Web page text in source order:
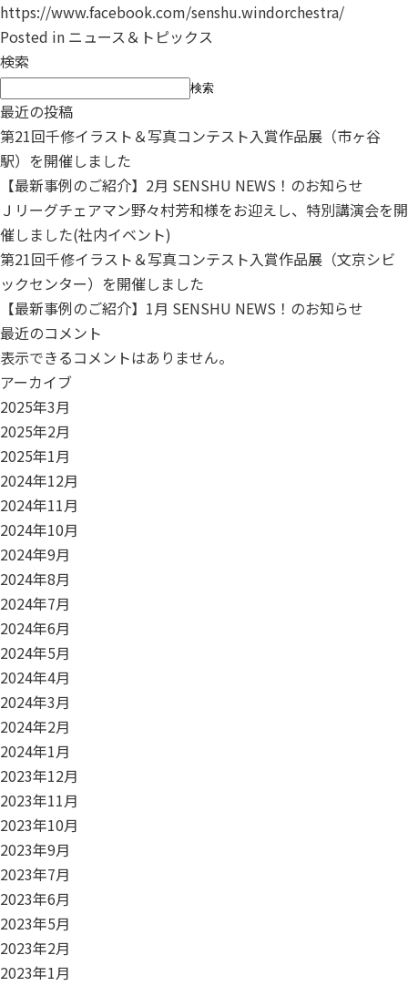
https://www.facebook.com/senshu.windorchestra/
Posted in ニュース＆トピックス
検索
検索
最近の投稿
第21回千修イラスト＆写真コンテスト入賞作品展（市ヶ谷
駅）を開催しました
【最新事例のご紹介】2月 SENSHU NEWS！のお知らせ
Ｊリーグチェアマン野々村芳和様をお迎えし、特別講演会を開
催しました(社内イベント)
第21回千修イラスト＆写真コンテスト入賞作品展（文京シビ
ックセンター）を開催しました
【最新事例のご紹介】1月 SENSHU NEWS！のお知らせ
最近のコメント
表示できるコメントはありません。
アーカイブ
2025年3月
2025年2月
2025年1月
2024年12月
2024年11月
2024年10月
2024年9月
2024年8月
2024年7月
2024年6月
2024年5月
2024年4月
2024年3月
2024年2月
2024年1月
2023年12月
2023年11月
2023年10月
2023年9月
2023年7月
2023年6月
2023年5月
2023年2月
2023年1月